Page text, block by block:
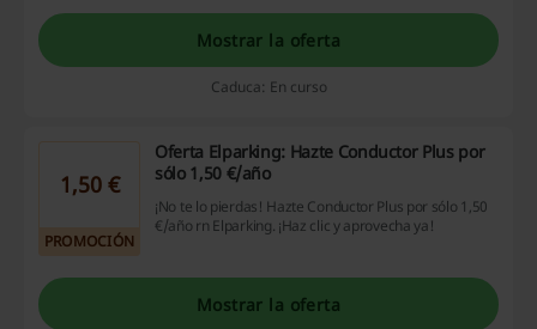
Mostrar la oferta
Caduca: En curso
1,50 €
PROMOCIÓN
Oferta Elparking: Hazte Conductor Plus por
sólo 1,50 €/año
¡No te lo pierdas! Hazte Conductor Plus por sólo 1,50
€/año rn Elparking. ¡Haz clic y aprovecha ya!
Mostrar la oferta